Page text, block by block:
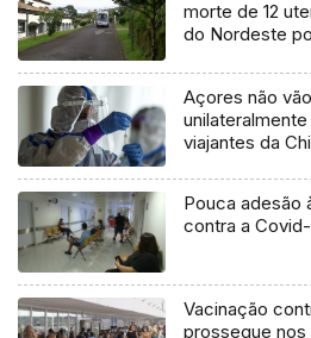
morte de 12
do Nordeste
Açores não
viajantes da
Pouca adesão
Vacinação
prossegue